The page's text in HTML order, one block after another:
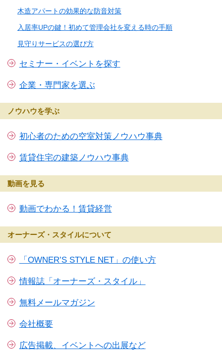
木造アパートの効果的な防音対策
入居率UPの鍵！初めて管理会社を変える時の手順
見守りサービスの選び方
セミナー・イベントを探す
企業・専門家を選ぶ
ノウハウを学ぶ
初心者のための空室対策ノウハウ事典
賃貸住宅の建築ノウハウ事典
動画を見る
動画でわかる！賃貸経営
オーナーズ・スタイルについて
「OWNER’S STYLE NET」の使い方
情報誌「オーナーズ・スタイル」
無料メールマガジン
会社概要
広告掲載、イベントへの出展など